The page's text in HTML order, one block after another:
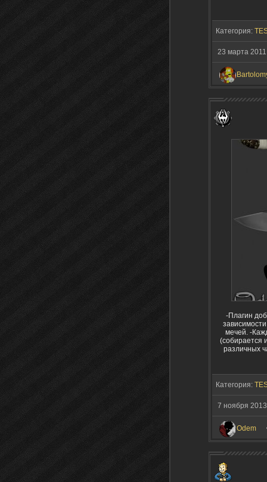
Категория:
23 марта 2011
-Плагин
мечей. -
(собирается
различных
Категория:
7 ноября 2013
Odem